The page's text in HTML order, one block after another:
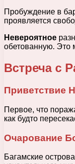
Пробуждение в
проявляется
Невероятное
обетованную. Это
Встреча с
Приветствие
Первое, что
как будто
Очарование
Багамские